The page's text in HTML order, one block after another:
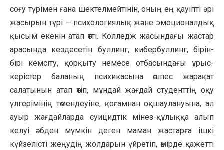
соғу түрімен ғана шектелмейтінін, оның ең қауіпті әрі
жасырын түрі — психологиялық және эмоционалдық
қысым екенін атап өтті. Колледж жасындағы жастар
арасында кездесетін буллинг, кибербуллинг, бірін-
бірі кемсіту, қорқыту немесе отбасындағы ұрыс-
керістер баланың психикасына өшпес жарақат
салатынын атап өтіп, мұндай жағдай студенттің оқу
үлгерімінің төмендеуіне, қоғамнан оқшаулануына, ал
ауыр жағдайларда суицидтік мінез-құлыққа алып
келуі әбден мүмкін деген маман жастарға ішкі
күйзелісті жеңудің жолдарын үйретіп, өмірде қажетті